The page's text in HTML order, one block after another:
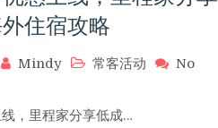
住宿攻略
Mindy 常客活动
No
，里程家分享低成…